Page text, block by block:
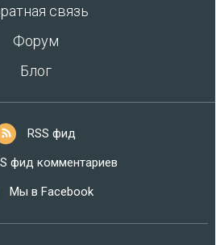
связь
Форум
Блог
RSS фид
фид комментариев
Мы в Facebook